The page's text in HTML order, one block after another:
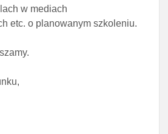
w mediach
etc. o planowanym szkoleniu.